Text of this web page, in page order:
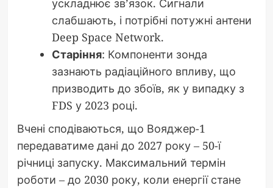
ускладнює зв’язок. Сигнали
слабшають, і потрібні потужні антени
Deep Space Network.
Старіння: Компоненти зонда
зазнають радіаційного впливу, що
призводить до збоїв, як у випадку з
FDS у 2023 році.
Вчені сподіваються, що Вояджер-1
передаватиме дані до 2027 року – 50-ї
річниці запуску. Максимальний термін
роботи – до 2030 року, коли енергії стане